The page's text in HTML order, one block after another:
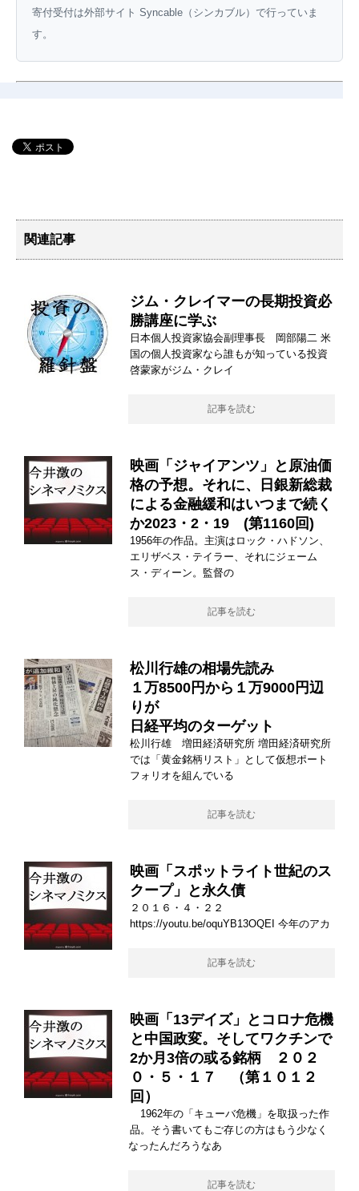
寄付受付は外部サイト Syncable（シンカブル）で行っていま
す。
関連記事
ジム・クレイマーの長期投資必
勝講座に学ぶ
日本個人投資家協会副理事長 岡部陽二 米
国の個人投資家なら誰もが知っている投資
啓蒙家がジム・クレイ
記事を読む
映画「ジャイアンツ」と原油価
格の予想。それに、日銀新総裁
による金融緩和はいつまで続く
か2023・2・19 (第1160回)
1956年の作品。主演はロック・ハドソン、
エリザベス・テイラー、それにジェーム
ス・ディーン。監督の
記事を読む
松川行雄の相場先読み
１万8500円から１万9000円辺
りが
日経平均のターゲット
松川行雄 増田経済研究所 増田経済研究所
では「黄金銘柄リスト」として仮想ポート
フォリオを組んでいる
記事を読む
映画「スポットライト世紀のス
クープ」と永久債
２０１６・４・２２
https://youtu.be/oquYB13OQEI 今年のアカ
記事を読む
映画「13デイズ」とコロナ危機
と中国政変。そしてワクチンで
2か月3倍の或る銘柄 ２０２
０・５・１７ （第１０１２
回）
1962年の「キューバ危機」を取扱った作
品。そう書いてもご存じの方はもう少なく
なったんだろうなあ
記事を読む